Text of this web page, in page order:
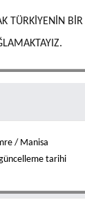
TÜRKİYENİN
/ Manisa
tarihi